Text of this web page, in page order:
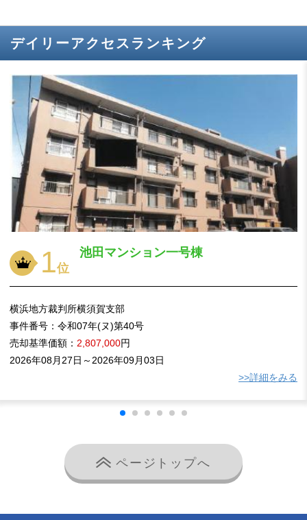
デイリーアクセスランキング
1位
池田マンション一号棟
横浜地方裁判所横須賀支部
事件番号： 令和07年(ヌ)第40号
売却基準価額： 2,807,000円
2026年08月27日～2026年09月03日
>>詳細をみる
ページトップへ